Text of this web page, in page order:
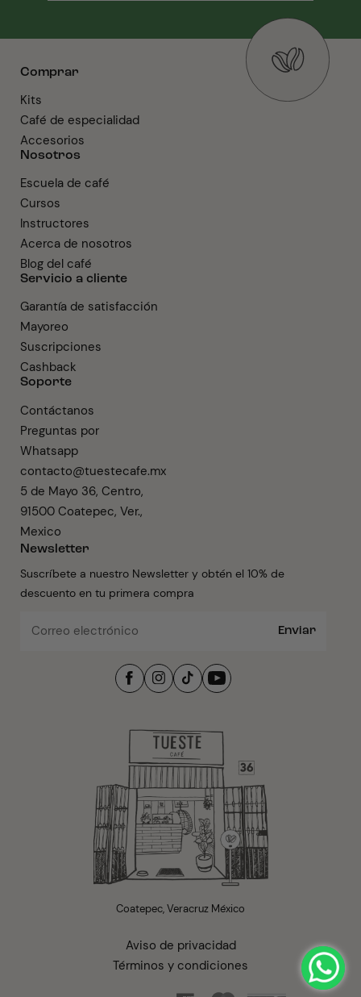
Comprar
Kits
Café de especialidad
Accesorios
Nosotros
Escuela de café
Cursos
Instructores
Acerca de nosotros
Blog del café
Servicio a cliente
Garantía de satisfacción
Mayoreo
Suscripciones
Cashback
Soporte
Contáctanos
Preguntas por
Whatsapp
contacto@tuestecafe.mx
5 de Mayo 36, Centro,
91500 Coatepec, Ver.,
Mexico
Newsletter
Suscríbete a nuestro Newsletter y obtén el 10% de
descuento en tu primera compra
Enviar
Coatepec, Veracruz México
Aviso de privacidad
Términos y condiciones